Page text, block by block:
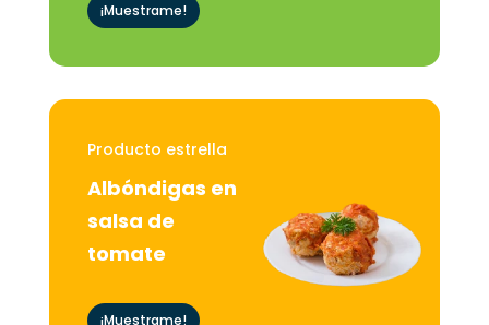
¡Muestrame!
Producto estrella
Albóndigas en
salsa de
tomate
¡Muestrame!